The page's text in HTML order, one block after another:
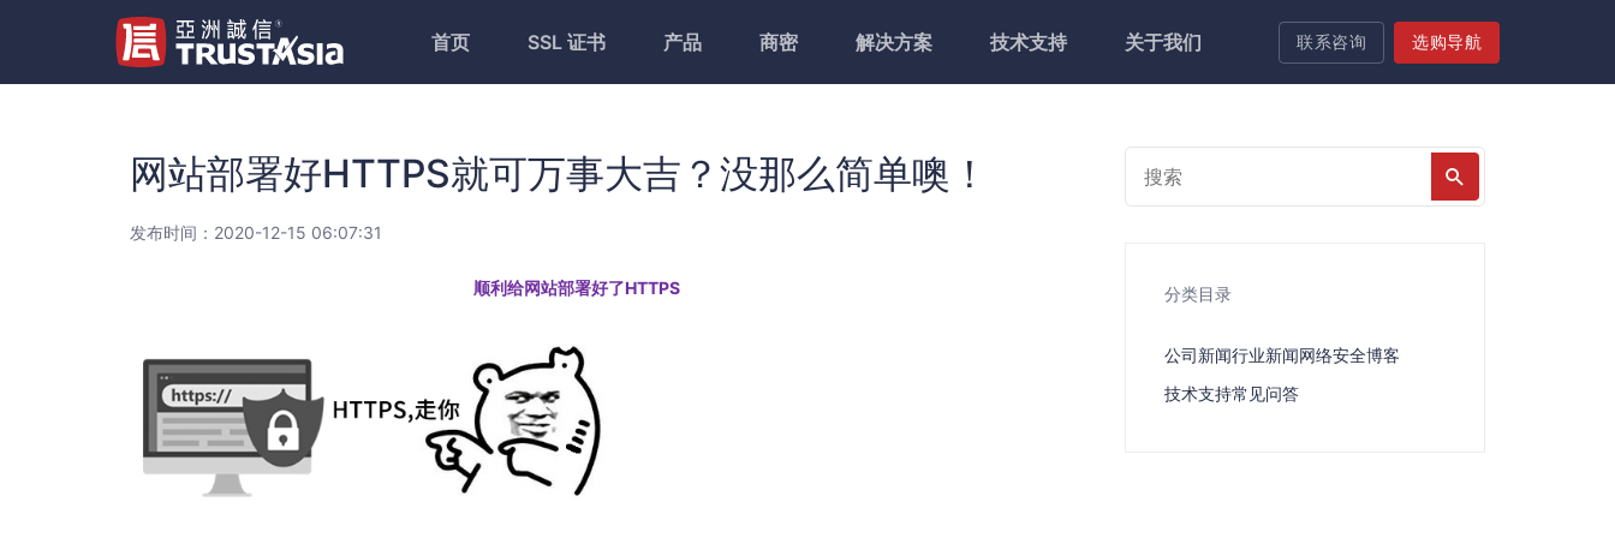
首页 SSL 证书 产品 商密 解决方案 技术支持 关于我们 联系咨询 选购导航
网站部署好HTTPS就可万事大吉？没那么简单噢！
发布时间：2020-12-15 06:07:31
顺利给网站部署好了HTTPS 分类目录
公司新闻行业新闻网络安全博客
技术支持常见问答